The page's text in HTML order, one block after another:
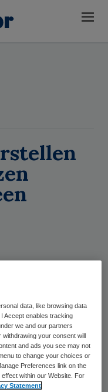
in de
nieuwe cao voor
en FBZ
op 31
data, like browsing data
Accept enables tracking
we and our partners
your consent will
and ads you see may not
to change your choices or
Preferences link on the
within our Website. For
Statement